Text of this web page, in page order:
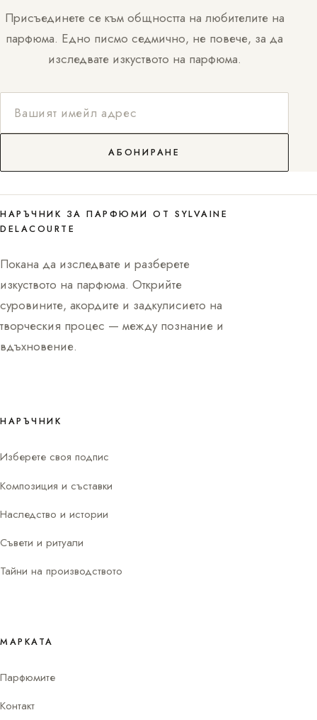
Присъединете се към общността на любителите на
парфюма. Едно писмо седмично, не повече, за да
изследвате изкуството на парфюма.
АБОНИРАНЕ
НАРЪЧНИК ЗА ПАРФЮМИ ОТ SYLVAINE
DELACOURTE
Покана да изследвате и разберете
изкуството на парфюма. Открийте
суровините, акордите и задкулисието на
творческия процес — между познание и
вдъхновение.
НАРЪЧНИК
Изберете своя подпис
Композиция и съставки
Наследство и истории
Съвети и ритуали
Тайни на производството
МАРКАТА
Парфюмите
Контакт